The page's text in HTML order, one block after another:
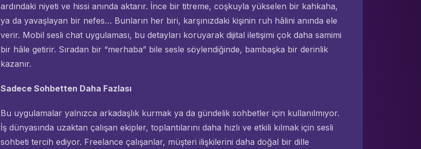
ardındaki niyeti ve hissi anında aktarır. İnce bir titreme, coşkuyla yükselen bir kahkaha,
ya da yavaşlayan bir nefes… Bunların her biri, karşınızdaki kişinin ruh hâlini anında ele
verir. Mobil sesli chat uygulaması, bu detayları koruyarak dijital iletişimi çok daha samimi
bir hâle getirir. Sıradan bir “merhaba” bile sesle söylendiğinde, bambaşka bir derinlik
kazanır.
Sadece Sohbetten Daha Fazlası
Bu uygulamalar yalnızca arkadaşlık kurmak ya da gündelik sohbetler için kullanılmıyor.
İş dünyasında uzaktan çalışan ekipler, toplantılarını daha hızlı ve etkili kılmak için sesli
sohbeti tercih ediyor. Freelance çalışanlar, müşteri ilişkilerini daha doğal bir dille